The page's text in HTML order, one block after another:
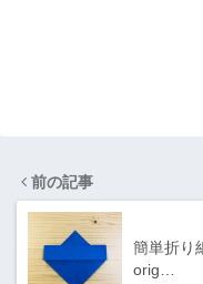
前の記事
簡単折り
orig…